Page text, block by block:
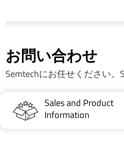
お問い合わせ
Semtechにお任せください。
Sales and Product
Information